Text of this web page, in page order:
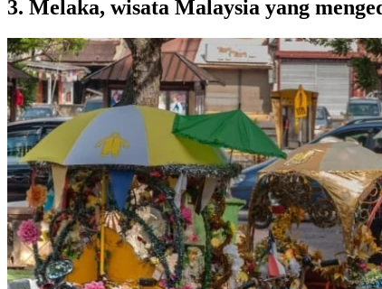
3. Melaka, wisata Malaysia yang